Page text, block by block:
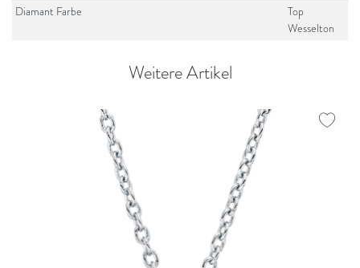
Diamant Farbe
Top
Wesselton
Weitere Artikel